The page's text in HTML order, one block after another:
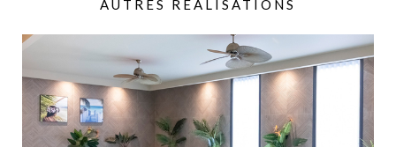
AUTRES RÉALISATIONS